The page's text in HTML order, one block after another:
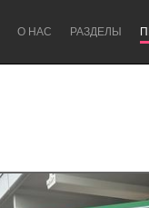
О НАС РАЗДЕЛЫ